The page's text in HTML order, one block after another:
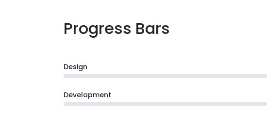
Progress Bars
Design
Development